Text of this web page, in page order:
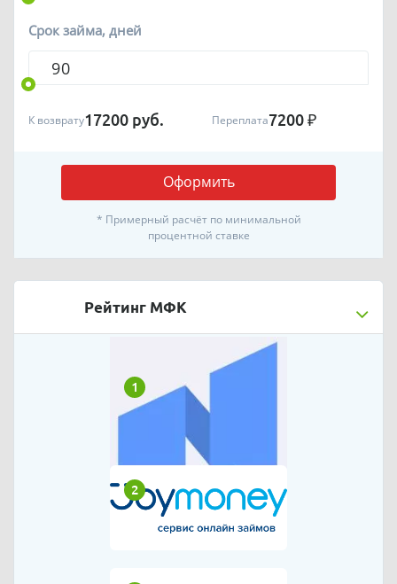
Срок займа, дней
Оформить
К возврату17200 руб. Переплата7200 ₽
* Примерный расчёт по минимальной
процентной ставке
Рейтинг МФК
1
2